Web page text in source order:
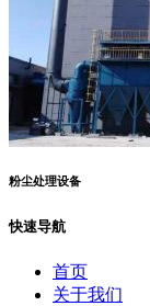
粉尘处理设备
快速导航
首页
关于我们